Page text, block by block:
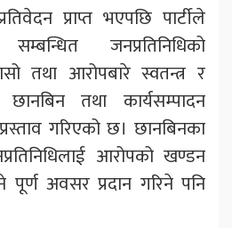
प्राप्त भएपछि पार्टीले
जनप्रतिनिधिको
तथा आरोपबारे स्वतन्त्र र
तथा कार्यसम्पादन
गरिएको छ। छानबिनका
आरोपको खण्डन
पूर्ण अवसर प्रदान गरिने पनि